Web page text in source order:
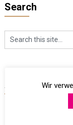
Search
ArchivesWir